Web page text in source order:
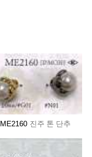
ME2160 진주 톤 단추